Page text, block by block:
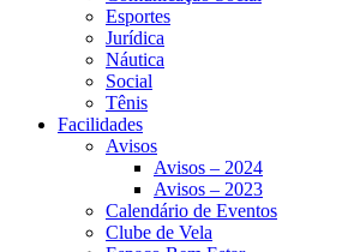
Esportes
Jurídica
Náutica
Social
Tênis
Facilidades
Avisos
Avisos – 2024
Avisos – 2023
Calendário de Eventos
Clube de Vela